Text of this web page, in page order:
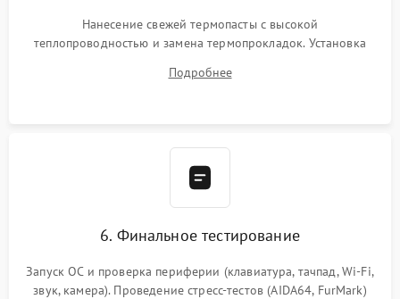
Нанесение свежей термопасты с высокой
теплопроводностью и замена термопрокладок. Установка
шлейфов, модулей памяти и накопителей. Предварительная
Подробнее
6. Финальное тестирование
Запуск ОС и проверка периферии (клавиатура, тачпад, Wi-Fi,
звук, камера). Проведение стресс-тестов (AIDA64, FurMark)